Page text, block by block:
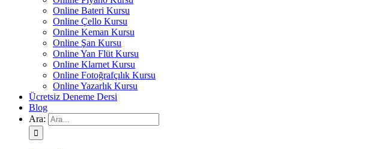
Online Bateri Kursu
Online Çello Kursu
Online Keman Kursu
Online Şan Kursu
Online Yan Flüt Kursu
Online Klarnet Kursu
Online Fotoğrafçılık Kursu
Online Yazarlık Kursu
Ücretsiz Deneme Dersi
Blog
Ara: